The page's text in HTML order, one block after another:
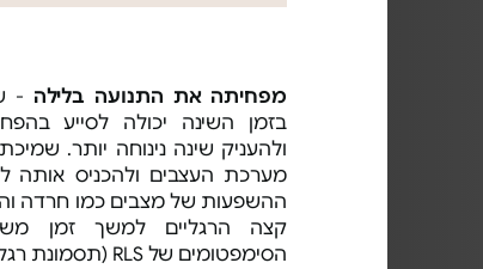
מפחיתה את התנועה בלילה -
בזמן השינה יכולה לסייע
ולהעניק שינה נינוחה יותר.
מערכת העצבים ולהכניס אותה
ההשפעות של מצבים כמו חרדה
קצה הרגליים למשך זמן
הסימפטומים של RLS (תסמונת רגל חסרת מנוחה).